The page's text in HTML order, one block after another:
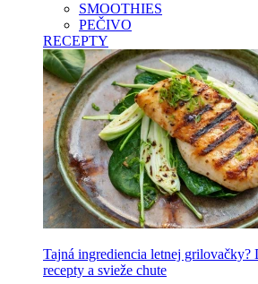
SMOOTHIES
PEČIVO
RECEPTY
Tajná ingrediencia letnej grilovačky?
recepty a svieže chute